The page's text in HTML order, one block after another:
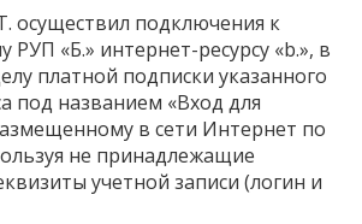
осуществил подключения к
«Б.» интернет-ресурсу «b.», в
платной подписки указанного
под названием «Вход для
в сети Интернет по
не принадлежащие
учетной записи (логин и